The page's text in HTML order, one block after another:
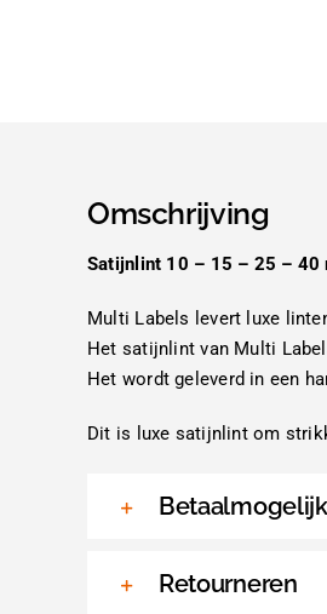
Omschrijving
Satijnlint 10 – 15 – 25 – 40
Multi Labels levert luxe
Het satijnlint van Multi
Het wordt geleverd in een
Dit is luxe satijnlint om
Retourneren